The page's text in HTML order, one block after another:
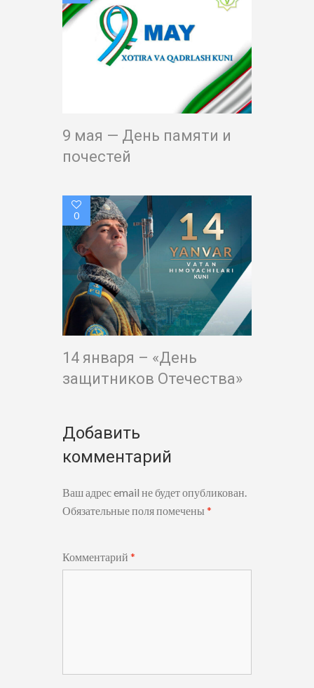
9 мая — День памяти и
почестей
0
14 января – «День
защитников Отечества»
Добавить
комментарий
Ваш адрес email не будет опубликован.
Обязательные поля помечены *
Комментарий *